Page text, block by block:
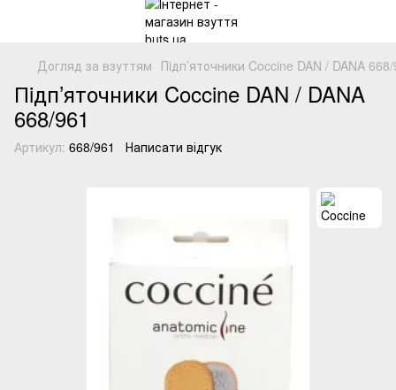
Догляд за взуттям Пiдп’яточники Coccine DAN / DANA
Пiдп’яточники Coccine DAN / DANA
668/961
Артикул: 668/961 Написати відгук